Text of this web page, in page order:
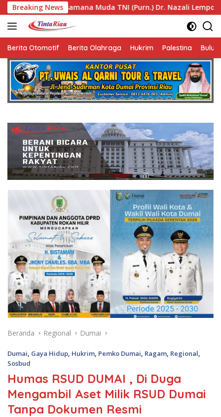
Langsung
ke
konten
Breaking News
TNI (Purn.) Dr. Nazali Lempo Layak Dipertimbangkan
Berita Otomotif Berita Olahraga Hukrim Palestina
Beranda Regional Dumai
Dumai Gaya Hidup Hukrim Pemko Dumai Ragam Regional
Sosbud
Humas RSUD DUMAI , Di Duga
Mengambil Aset Milik RSUD Dumai
Tanpa Dokumen Resmi